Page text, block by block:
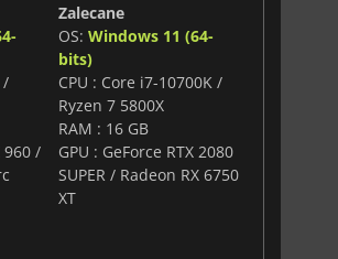
/
960 /
Zalecane
OS:Windows 11 (64-
bits)
CPU : Core i7-10700K /
Ryzen 7 5800X
RAM : 16 GB
GPU : GeForce RTX 2080
SUPER / Radeon RX 6750
XT